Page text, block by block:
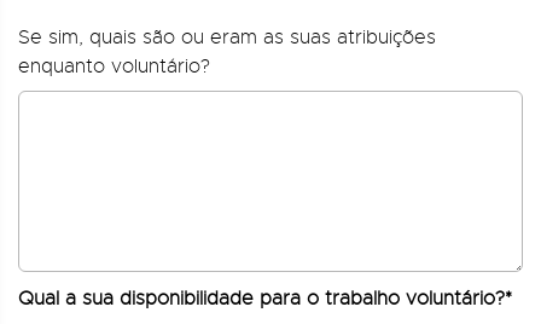
Se sim, quais são ou eram as suas atribuições
enquanto voluntário?
Qual a sua disponibilidade para o trabalho voluntário?*